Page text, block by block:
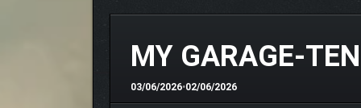
MY GARAGE-
03/06/2026•02/06/2026